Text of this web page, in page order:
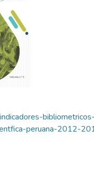
peruana-2012-